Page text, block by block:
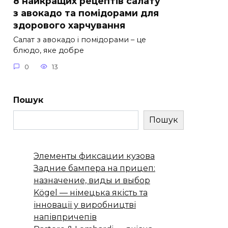
з авокадо та помідорами для
здорового харчування
Салат з авокадо і помідорами – це
блюдо, яке добре
0 13
Пошук
Пошук
Элементы фиксации кузова
Задние бампера на прицеп:
назначение, виды и выбор
Kögel — німецька якість та
інновації у виробництві
напівпричепів